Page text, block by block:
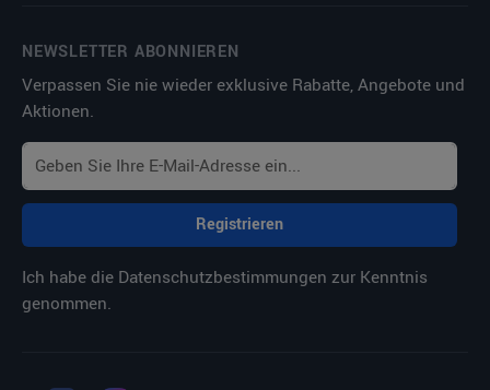
NEWSLETTER ABONNIEREN
Verpassen Sie nie wieder exklusive Rabatte, Angebote und
Aktionen.
Registrieren
Ich habe die Datenschutzbestimmungen zur Kenntnis
genommen.